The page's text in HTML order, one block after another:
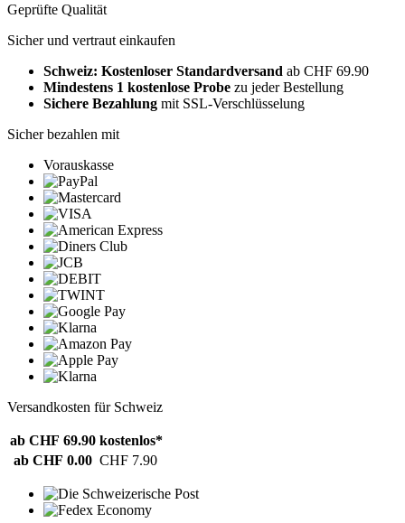
Geprüfte Qualität
Sicher und vertraut einkaufen
Schweiz: Kostenloser Standardversand ab CHF 69.90
Mindestens 1 kostenlose Probe zu jeder Bestellung
Sichere Bezahlung mit SSL-Verschlüsselung
Sicher bezahlen mit
Vorauskasse
Versandkosten für Schweiz
ab CHF 69.90 kostenlos*
ab CHF 0.00 CHF 7.90